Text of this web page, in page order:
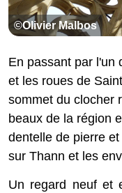
©Olivier Malbos
En passant par l'un
et les roues de
sommet du clocher
beaux de la région
dentelle de pierre
sur Thann et les
Un regard neuf et